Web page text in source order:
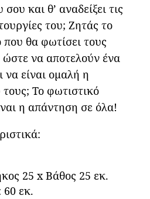
και θ’ αναδείξει τις
του; Ζητάς το
που θα φωτίσει τους
να αποτελούν ένα
να είναι ομαλή η
Το φωτιστικό
η απάντηση σε όλα!
25 x Βάθος 25 εκ.
60 εκ.